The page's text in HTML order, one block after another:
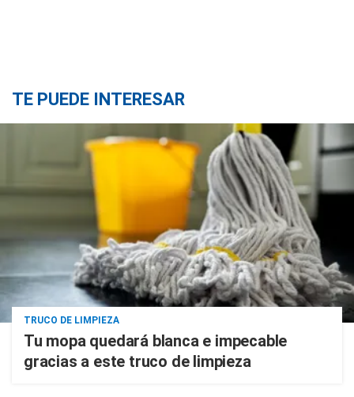
TE PUEDE INTERESAR
TRUCO DE LIMPIEZA
Tu mopa quedará blanca e impecable
gracias a este truco de limpieza